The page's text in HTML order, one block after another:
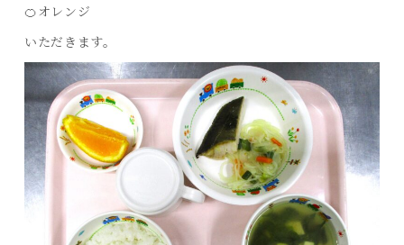
🍊オレンジ
いただきます。